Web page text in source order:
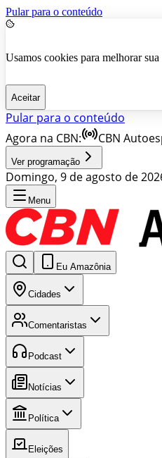
Pular para o conteúdo
Usamos cookies para melhorar
Aceitar
Pular para o conteúdo
Agora na CBN:
CBN
Ver programação
Domingo, 9 de agosto de
Menu
Eu Amazônia
Cidades
Comentaristas
Podcast
Notícias
Política
Eleições